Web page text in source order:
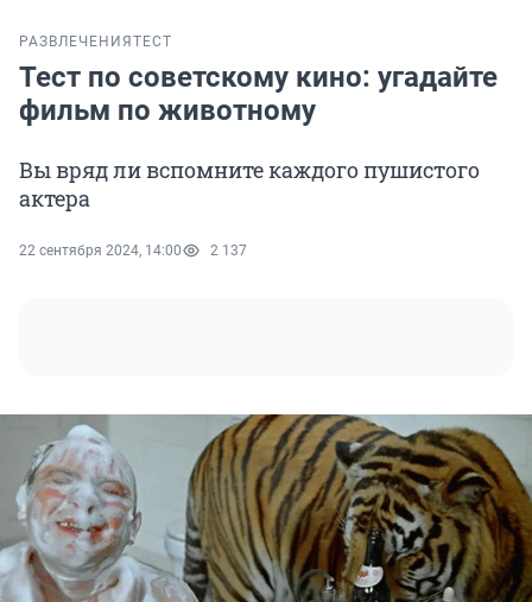
РАЗВЛЕЧЕНИЯ ТЕСТ
Тест по советскому кино: угадайте
фильм по животному
Вы вряд ли вспомните каждого пушистого
актера
22 сентября 2024, 14:00 2 137